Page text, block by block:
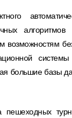
алгоритмов
возможностям
системы
большие базы
пешеходных